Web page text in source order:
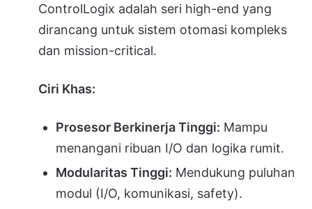
ControlLogix adalah seri high-end yang
dirancang untuk sistem otomasi kompleks
dan mission-critical.
Ciri Khas:
Prosesor Berkinerja Tinggi: Mampu
menangani ribuan I/O dan logika rumit.
Modularitas Tinggi: Mendukung puluhan
modul (I/O, komunikasi, safety).